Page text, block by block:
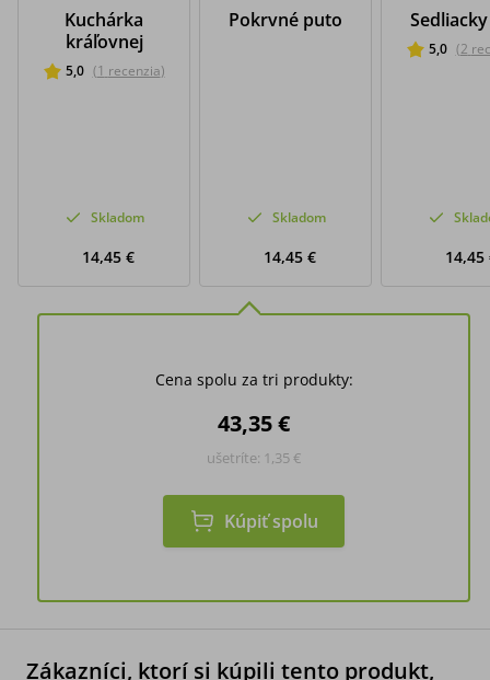
Kuchárka
kráľovnej
5,0 (1 recenzia)
Skladom
14,45 €
Pokrvné puto
Skladom
14,45 €
5,0 (2
14,45
Cena spolu za tri produkty:
43,35 €
ušetríte: 1,35 €
Kúpiť spolu
Zákazníci, ktorí si kúpili tento produkt,